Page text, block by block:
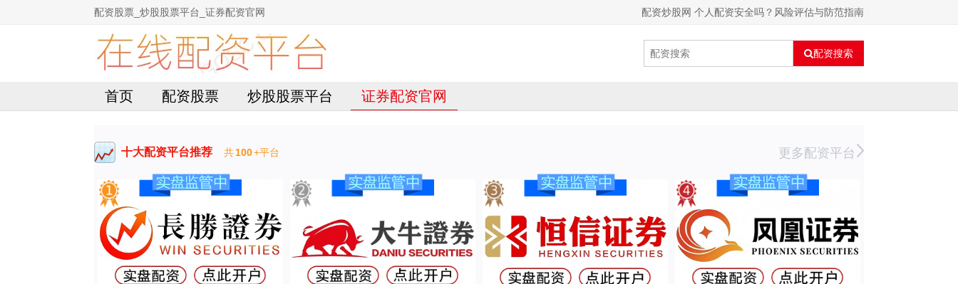
配资股票_炒股股票平台_证券配资官网 配资炒股网 个人配资安全吗？风险评估与防范指南
配资搜索
首页 配资股票 炒股股票平台 证券配资官网
十大配资平台推荐 共100+平台 更多配资平台